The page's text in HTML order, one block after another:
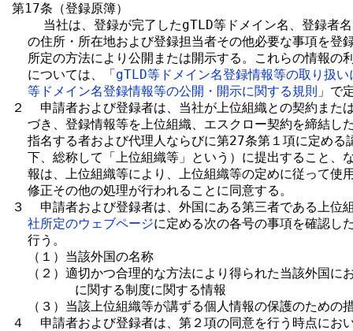
第17条（登録原簿）
当社は、登録が完了したgTLD等ドメイン名、登録者
の住所・所在地および登録担当者その他必要な事項を登
所定の方法により公開または開示する。これらの情報の
  については、「
gTLD等ドメイン名登録情報等の取り扱い
等ドメイン名登録情報等の公開・開示に関する規則 」で
２  申請者および登録者は、当社が上位組織との契約また
づき、登録情報等を上位組織、エスクロー契約を締結し
指名する者および代理人ならびに第27条第１項に定める
下、総称して「上位組織等」という）に提出すること、
報は、上位組織等により、上位組織等の定めに従って使
  修正その他の処理が行われることに同意する。
３  申請者および登録者は、外国にある第三者である上位
社所定のウェブページに定める次の各号の事項を確認し
  行う。
  （１）当該外国の名称
（２）適切かつ合理的な方法により得られた当該外国に
        に関する制度に関する情報
（３）当該上位組織等が講ずる個人情報の保護のための
４  申請者および登録者は、第２項の同意を行う時点にお